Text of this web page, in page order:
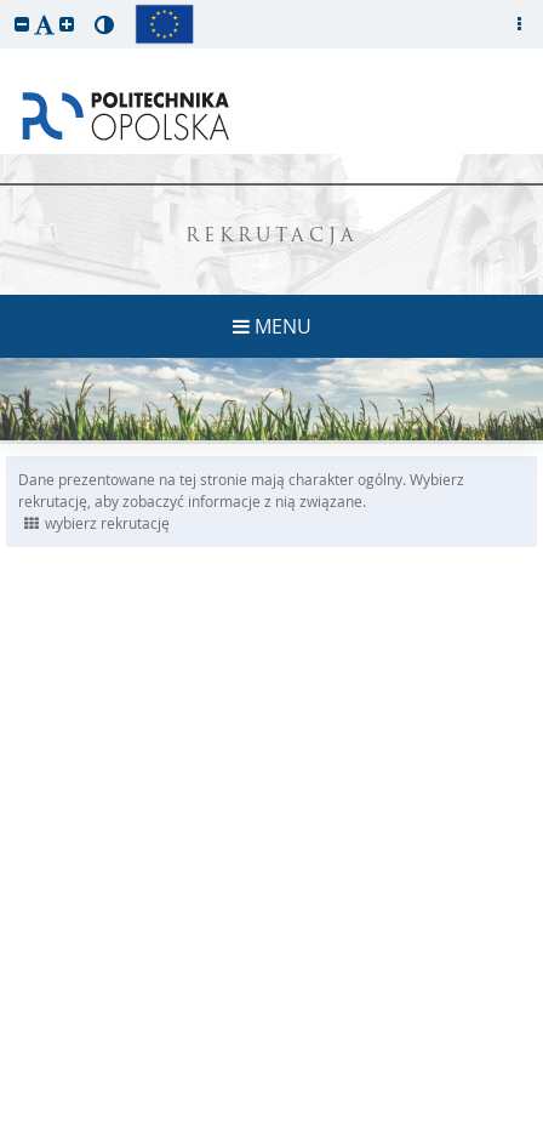
REKRUTACJA
MENU
Dane prezentowane na tej stronie mają charakter ogólny. Wybierz
rekrutację, aby zobaczyć informacje z nią związane.
wybierz rekrutację